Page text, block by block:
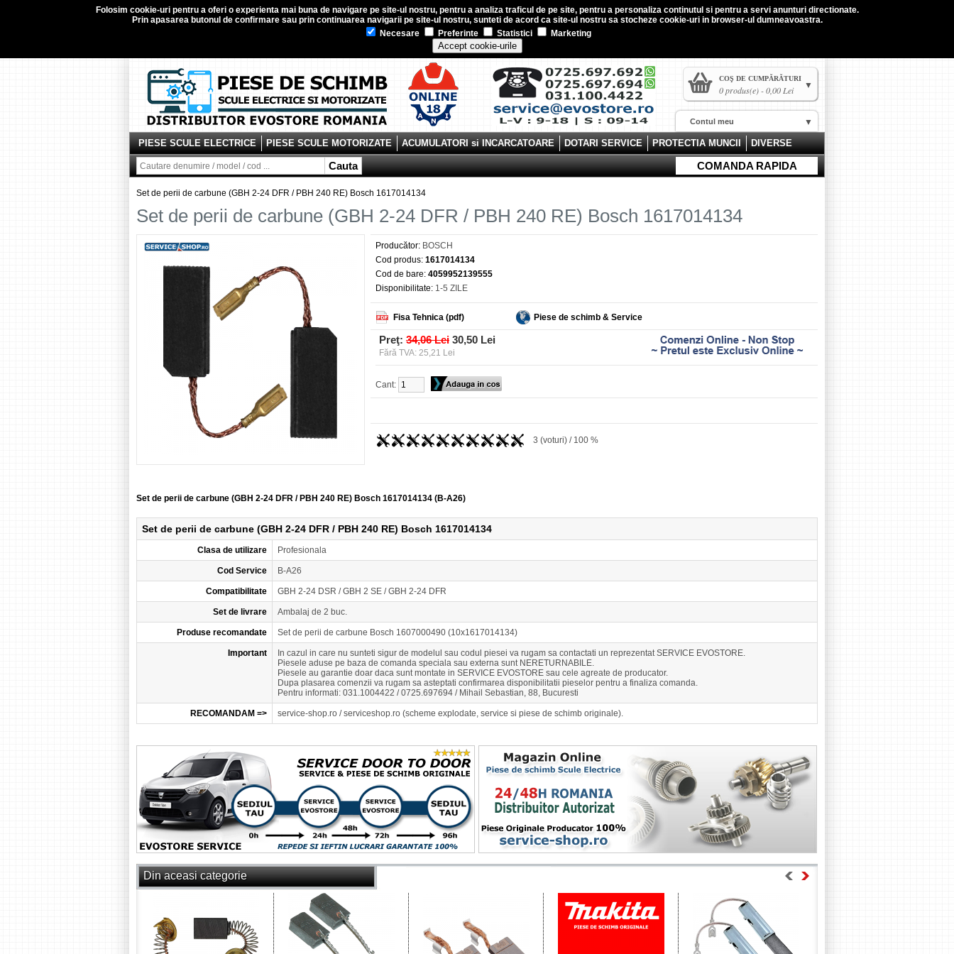
Folosim cookie-uripentru a oferi o experienta mai buna de navigare pe site-ul nostru, pentru a analiza traficul de pe site, pentru a personaliza continutul si pentru a servi anunturi directionate.
Prin apasarea butonul de confirmare sau prin continuarea navigarii pe site-ul nostru, sunteti de acord ca site-ul nostru sa stocheze cookie-uri in browser-ul dumneavoastra.
Necesare
Preferinte Statistici Marketing
Accept cookie-urile
COŞ DE CUMPĂRĂTURI
0 produs(e) - 0,00 Lei
Cauta COMANDA RAPIDA
Contul meu
PIESE SCULE ELECTRICE PIESE SCULE MOTORIZATE ACUMULATORI si INCARCATOARE DOTARI SERVICE PROTECTIA MUNCII DIVERSE
Set de perii de carbune (GBH 2-24 DFR / PBH 240 RE) Bosch 1617014134
Set de perii de carbune (GBH 2-24 DFR / PBH 240 RE) Bosch 1617014134
Producător: BOSCH
Cod produs: 1617014134
Cod de bare: 4059952139555
Disponibilitate: 1-5 ZILE
Fisa Tehnica (pdf) Piese de schimb & Service
Preţ: 34,06 Lei 30,50 Lei
Fără TVA: 25,21 Lei
Cant:
3 (voturi) / 100 %
Set de perii de carbune (GBH 2-24 DFR / PBH 240 RE) Bosch 1617014134 (B-A26)
Set de perii de carbune (GBH 2-24 DFR / PBH 240 RE) Bosch 1617014134
Clasa de utilizare Profesionala
Cod Service B-A26
Compatibilitate GBH 2-24 DSR / GBH 2 SE / GBH 2-24 DFR
Set de livrare Ambalaj de 2 buc.
Produse recomandate Set de perii de carbune Bosch 1607000490 (10x1617014134)
Important
In cazul in care nu sunteti sigur de modelul sau codul piesei va rugam sa contactati un reprezentat SERVICE EVOSTORE.
Piesele aduse pe baza de comanda speciala sau externa sunt NERETURNABILE.
Piesele au garantie doar daca sunt montate in SERVICE EVOSTORE sau cele agreate de producator.
Dupa plasarea comenzii va rugam sa asteptati confirmarea disponibilitatii pieselor pentru a finaliza comanda.
Pentru informati: 031.1004422 / 0725.697694 / Mihail Sebastian, 88, Bucuresti
RECOMANDAM => service-shop.ro / serviceshop.ro (scheme explodate, service si piese de schimb originale).
Din aceasi categorie